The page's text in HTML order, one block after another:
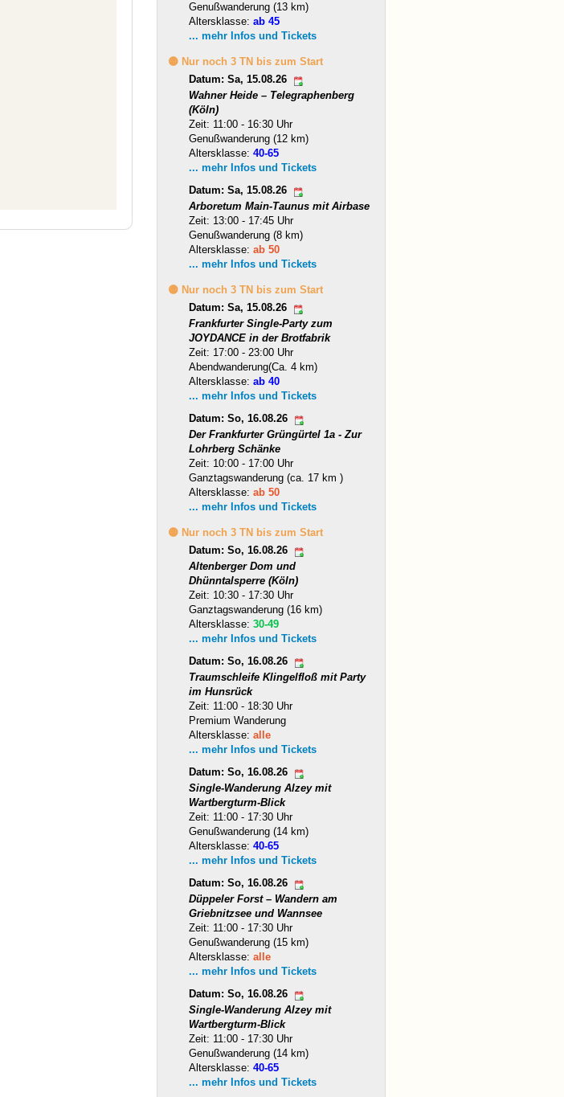
Genußwanderung (13 km)
Altersklasse:ab 45
... mehr Infos und Tickets
🟡 Nur noch 3 TN bis zum Start
Datum: Sa, 15.08.26
Wahner Heide – Telegraphenberg
(Köln)
Zeit: 11:00 - 16:30 Uhr
Genußwanderung (12 km)
Altersklasse:40-65
... mehr Infos und Tickets
Datum: Sa, 15.08.26
Arboretum Main-Taunus mit Airbase
Zeit: 13:00 - 17:45 Uhr
Genußwanderung (8 km)
Altersklasse:ab 50
... mehr Infos und Tickets
🟡 Nur noch 3 TN bis zum Start
Datum: Sa, 15.08.26
Frankfurter Single-Party zum
JOYDANCE in der Brotfabrik
Zeit: 17:00 - 23:00 Uhr
Abendwanderung(Ca. 4 km)
Altersklasse:ab 40
... mehr Infos und Tickets
Datum: So, 16.08.26
Der Frankfurter Grüngürtel 1a - Zur
Lohrberg Schänke
Zeit: 10:00 - 17:00 Uhr
Ganztagswanderung (ca. 17 km )
Altersklasse:ab 50
... mehr Infos und Tickets
🟡 Nur noch 3 TN bis zum Start
Datum: So, 16.08.26
Altenberger Dom und
Dhünntalsperre (Köln)
Zeit: 10:30 - 17:30 Uhr
Ganztagswanderung (16 km)
Altersklasse:30-49
... mehr Infos und Tickets
Datum: So, 16.08.26
Traumschleife Klingelfloß mit Party
im Hunsrück
Zeit: 11:00 - 18:30 Uhr
Premium Wanderung
Altersklasse:alle
... mehr Infos und Tickets
Datum: So, 16.08.26
Single-Wanderung Alzey mit
Wartbergturm-Blick
Zeit: 11:00 - 17:30 Uhr
Genußwanderung (14 km)
Altersklasse:40-65
... mehr Infos und Tickets
Datum: So, 16.08.26
Düppeler Forst – Wandern am
Griebnitzsee und Wannsee
Zeit: 11:00 - 17:30 Uhr
Genußwanderung (15 km)
Altersklasse:alle
... mehr Infos und Tickets
Datum: So, 16.08.26
Single-Wanderung Alzey mit
Wartbergturm-Blick
Zeit: 11:00 - 17:30 Uhr
Genußwanderung (14 km)
Altersklasse:40-65
... mehr Infos und Tickets